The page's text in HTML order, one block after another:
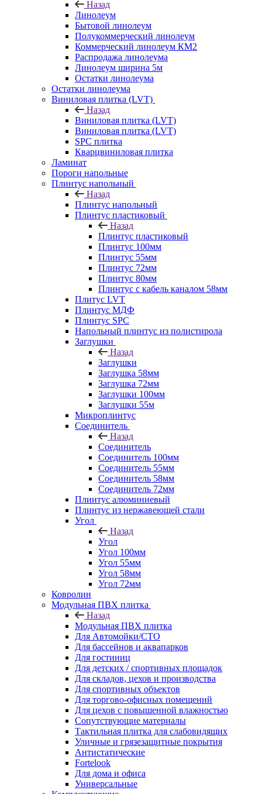
Назад
Линолеум
Бытовой линолеум
Полукоммерческий линолеум
Коммерческий линолеум КМ2
Распродажа линолеума
Линолеум ширина 5м
Остатки линолеума
Остатки линолеума
Виниловая плитка (LVT)
Назад
Виниловая плитка (LVT)
Виниловая плитка (LVT)
SPC плитка
Кварцвиниловая плитка
Ламинат
Пороги напольные
Плинтус напольный
Назад
Плинтус напольный
Плинтус пластиковый
Назад
Плинтус пластиковый
Плинтус 100мм
Плинтус 55мм
Плинтус 72мм
Плинтус 80мм
Плинтус с кабель каналом 58мм
Плитус LVT
Плинтус МДФ
Плинтус SPC
Напольный плинтус из полистирола
Заглушки
Назад
Заглушки
Заглушка 58мм
Заглушка 72мм
Заглушки 100мм
Заглушки 55м
Микроплинтус
Соединитель
Назад
Соединитель
Соединитель 100мм
Соединитель 55мм
Соединитель 58мм
Соединитель 72мм
Плинтус алюминиевый
Плинтус из нержавеющей стали
Угол
Назад
Угол
Угол 100мм
Угол 55мм
Угол 58мм
Угол 72мм
Ковролин
Модульная ПВХ плитка
Назад
Модульная ПВХ плитка
Для Автомойки/СТО
Для бассейнов и аквапарков
Для гостиниц
Для детских / спортивных площадок
Для складов, цехов и производства
Для спортивных объектов
Для торгово-офисных помещений
Для цехов с повышенной влажностью
Сопутствующие материалы
Тактильная плитка для слабовидящих
Уличные и грязезащитные покрытия
Антистатические
Fortelook
Для дома и офиса
Универсальные